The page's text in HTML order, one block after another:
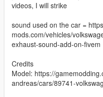
videos, I will strike
sound used on the car =
mods.com/vehicles/
exhaust-sound-add-on-fivem
Credits
Model: https://
andreas/cars/89741-